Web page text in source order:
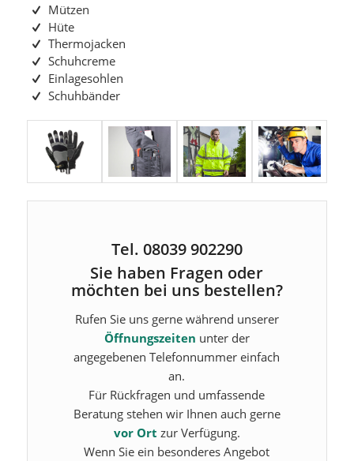
Mützen
Hüte
Thermojacken
Schuhcreme
Einlagesohlen
Schuhbänder
Tel. 08039 902290
Sie haben Fragen oder
möchten bei uns bestellen?
Rufen Sie uns gerne während unserer
Öffnungszeiten unter der
angegebenen Telefonnummer einfach
an.
Für Rückfragen und umfassende
Beratung stehen wir Ihnen auch gerne
vor Ort zur Verfügung.
Wenn Sie ein besonderes Angebot